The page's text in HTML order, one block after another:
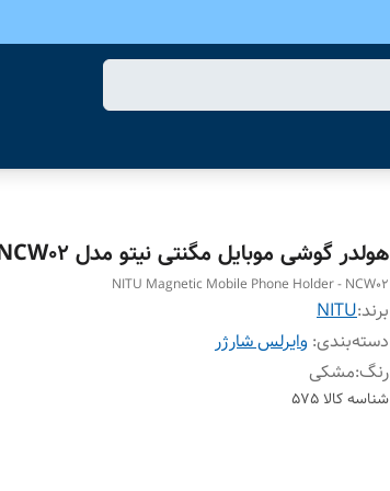
هولدر گوشی موبایل مگنتی نیتو مدل NCW02
NITU Magnetic Mobile Phone Holder - NCW02
برند:NITU
دسته‌بندی: وایرلس شارژر
رنگ:مشکی
شناسه کالا575